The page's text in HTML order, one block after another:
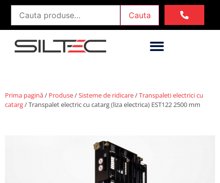
Cauta
Prima pagină/ Produse/Sisteme de ridicare/Transpaleti electrici cu
catarg/ Transpalet electric cu catarg (liza electrica) EST122 2500 mm